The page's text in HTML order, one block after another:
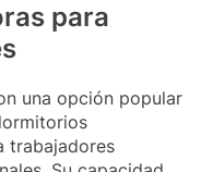
para
una opción popular
trabajadores